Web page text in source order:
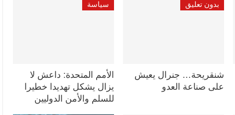
بدون تعليق
شنقريحة… جنرال يعيش
على صناعة العدو
سياسة
الأمم المتحدة: داعش لا
يزال يشكل تهديدا خطيرا
للسلم والأمن الدوليين